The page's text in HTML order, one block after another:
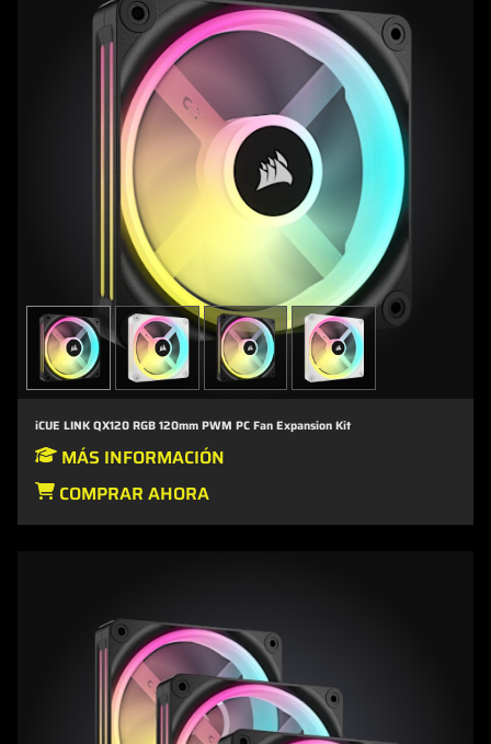
iCUE LINK QX120 RGB 120mm PWM PC Fan Expansion Kit
MÁS INFORMACIÓN
COMPRAR AHORA